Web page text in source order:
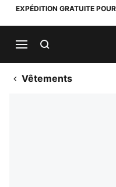
EXPÉDITION GRATUITE
Vêtements